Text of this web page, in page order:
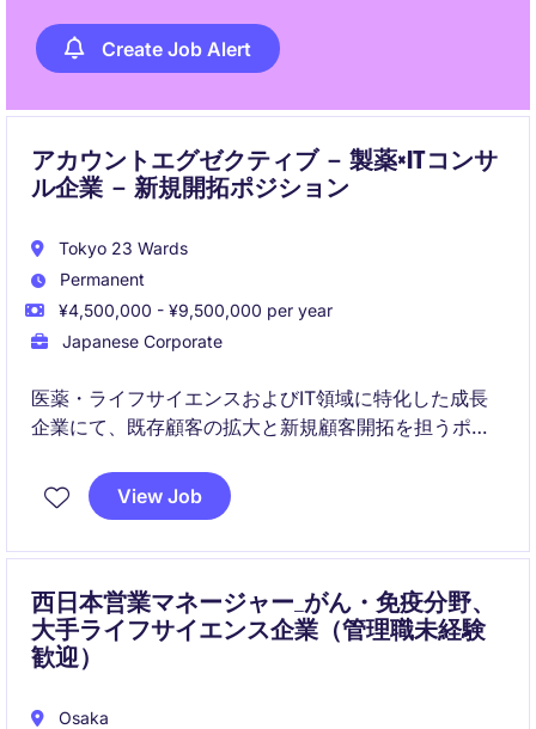
Create Job Alert
アカウントエグゼクティブ － 製薬×ITコンサ
ル企業 － 新規開拓ポジション
Tokyo 23 Wards
Permanent
¥4,500,000 - ¥9,500,000 per year
Japanese Corporate
医薬・ライフサイエンスおよびIT領域に特化した成長
企業にて、既存顧客の拡大と新規顧客開拓を担うポジ
解決型の提案を通じてクライアントの価値創出と自社
の事業成長を推進いただきます。
View Job
西日本営業マネージャー_がん・免疫分野、
大手ライフサイエンス企業（管理職未経験
歓迎）
Osaka